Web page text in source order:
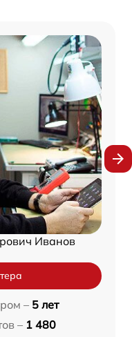
Иванов
– 5 лет
– 1 480